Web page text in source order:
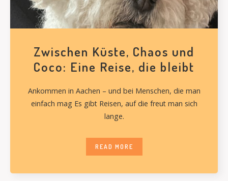
Zwischen Küste, Chaos und
Coco: Eine Reise, die bleibt
Ankommen in Aachen – und bei Menschen, die man
einfach mag Es gibt Reisen, auf die freut man sich
lange.
READ MORE